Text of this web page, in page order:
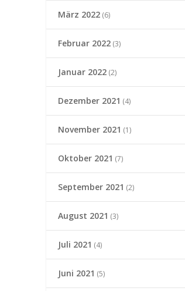
März 2022(6)
Februar 2022(3)
Januar 2022(2)
Dezember 2021 (4)
November 2021 (1)
Oktober 2021 (7)
September 2021 (2)
August 2021 (3)
Juli 2021 (4)
Juni 2021 (5)